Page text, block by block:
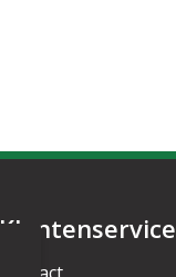
Klantenservice
Contact